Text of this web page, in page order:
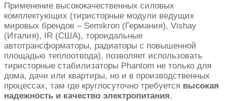
Применение высококачественных силовых
комплектующих (тиристорные модули ведущих
мировых брендов – Semikron (Германия), Vishay
(Италия), IR (США), тороидальные
автотрансформаторы, радиаторы с повышенной
площадью теплоотвода), позволяет использовать
тиристорные стабилизаторы Phantom не только для
дома, дачи или квартиры, но и в производственных
процессах, там где круглосуточно требуется высокая
надежность и качество электропитания.